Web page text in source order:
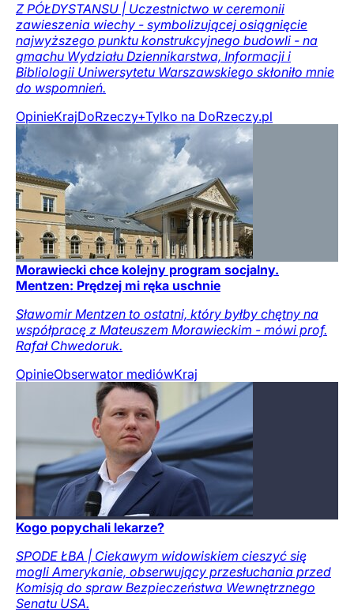
Z PÓŁDYSTANSU | Uczestnictwo w ceremonii
zawieszenia wiechy - symbolizującej osiągnięcie
najwyższego punktu konstrukcyjnego budowli - na
gmachu Wydziału Dziennikarstwa, Informacji i
Bibliologii Uniwersytetu Warszawskiego skłoniło mnie
do wspomnień.
OpinieKrajDoRzeczy+Tylko na DoRzeczy.pl
Morawiecki chce kolejny program socjalny.
Mentzen: Prędzej mi ręka uschnie
Sławomir Mentzen to ostatni, który byłby chętny na
współpracę z Mateuszem Morawieckim - mówi prof.
Rafał Chwedoruk.
OpinieObserwator mediówKraj
Kogo popychali lekarze?
SPODE ŁBA | Ciekawym widowiskiem cieszyć się
mogli Amerykanie, obserwujący przesłuchania przed
Komisją do spraw Bezpieczeństwa Wewnętrznego
Senatu USA.